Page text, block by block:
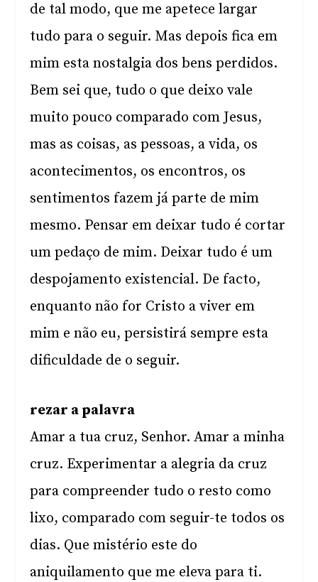
de tal modo, que me apetece largar
tudo para o seguir. Mas depois fica em
mim esta nostalgia dos bens perdidos.
Bem sei que, tudo o que deixo vale
muito pouco comparado com Jesus,
mas as coisas, as pessoas, a vida, os
acontecimentos, os encontros, os
sentimentos fazem já parte de mim
mesmo. Pensar em deixar tudo é cortar
um pedaço de mim. Deixar tudo é um
despojamento existencial. De facto,
enquanto não for Cristo a viver em
mim e não eu, persistirá sempre esta
dificuldade de o seguir.
rezar a palavra
Amar a tua cruz, Senhor. Amar a minha
cruz. Experimentar a alegria da cruz
para compreender tudo o resto como
lixo, comparado com seguir-te todos os
dias. Que mistério este do
aniquilamento que me eleva para ti.